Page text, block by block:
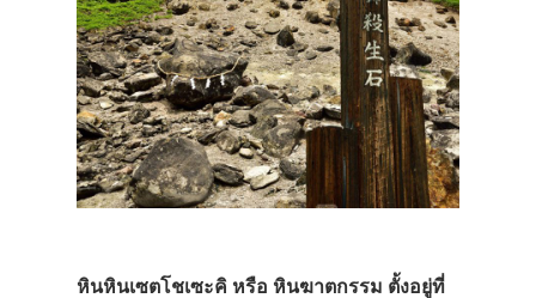
หินหินเซตโชเซะคิ หรือ หินฆาตกรรม ตั้งอยู่ที่